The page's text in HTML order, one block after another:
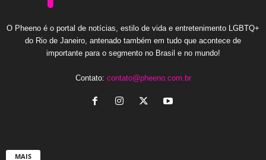
O Pheeno é o portal de notícias, estilo de vida e entretenimento LGBTQ+
do Rio de Janeiro, antenado também em tudo que acontece de
importante para o segmento no Brasil e no mundo!
Contato: contato@pheeno.com.br
MAIS